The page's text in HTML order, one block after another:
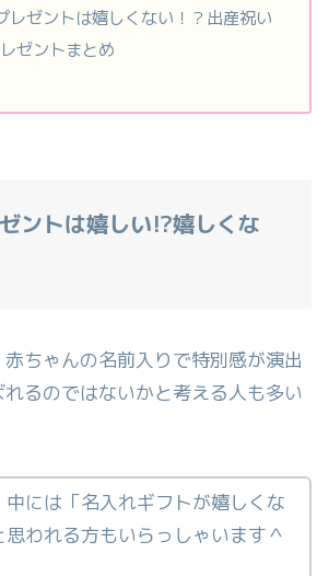
レゼントは嬉しくない！？出産祝い
ゼントまとめ
ントは嬉しい!?嬉しくな
ちゃんの名前入りで特別感が演出
るのではないかと考える人も多い
中には「名入れギフトが嬉しくな
思われる方もいらっしゃいます＾